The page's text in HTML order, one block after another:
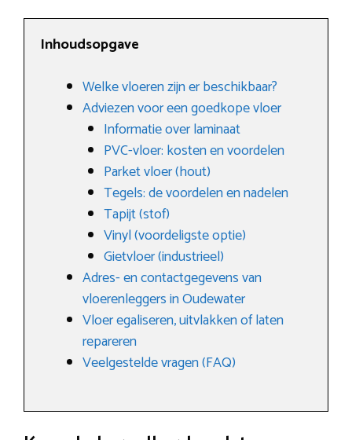
Inhoudsopgave
Welke vloeren zijn er beschikbaar?
Adviezen voor een goedkope vloer
Informatie over laminaat
PVC-vloer: kosten en voordelen
Parket vloer (hout)
Tegels: de voordelen en nadelen
Tapijt (stof)
Vinyl (voordeligste optie)
Gietvloer (industrieel)
Adres- en contactgegevens van
vloerenleggers in Oudewater
Vloer egaliseren, uitvlakken of laten
repareren
Veelgestelde vragen (FAQ)